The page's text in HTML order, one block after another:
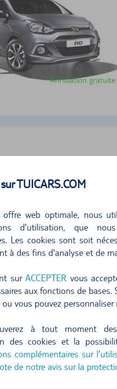
TUICARS.COM
offre web optimale, nous
d'utilisation, que
Les cookies sont soit
à des fins d'analyse et de
surACCEPTER vous
aux fonctions de
ou vous pouvez personnaliser
à tout moment
des cookies et la
complémentaires sur
de notre avis sur la
Annulation gratuite
Annulation gratuite
plus d'offres
SUIVANTES SONT SITUÉES